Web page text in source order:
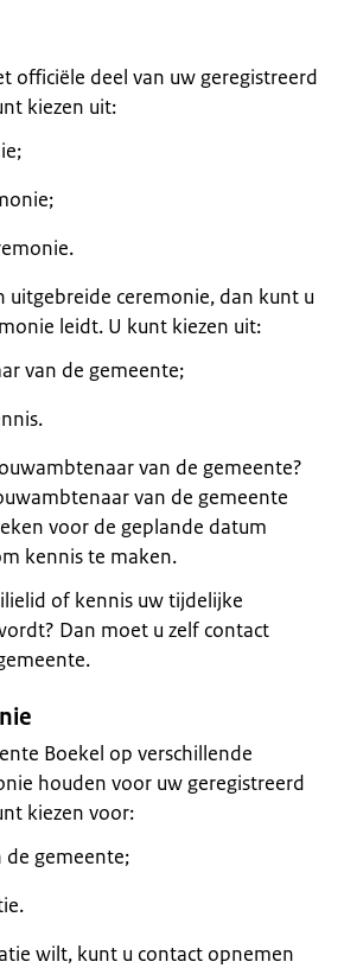
officiële deel van uw geregistreerd
kiezen uit:
uitgebreide ceremonie, dan kunt u
leidt. U kunt kiezen uit:
van de gemeente;
van de gemeente?
van de gemeente
voor de geplande datum
kennis te maken.
of kennis uw tijdelijke
Dan moet u zelf contact
Boekel op verschillende
houden voor uw geregistreerd
kiezen voor:
de gemeente;
wilt, kunt u contact opnemen